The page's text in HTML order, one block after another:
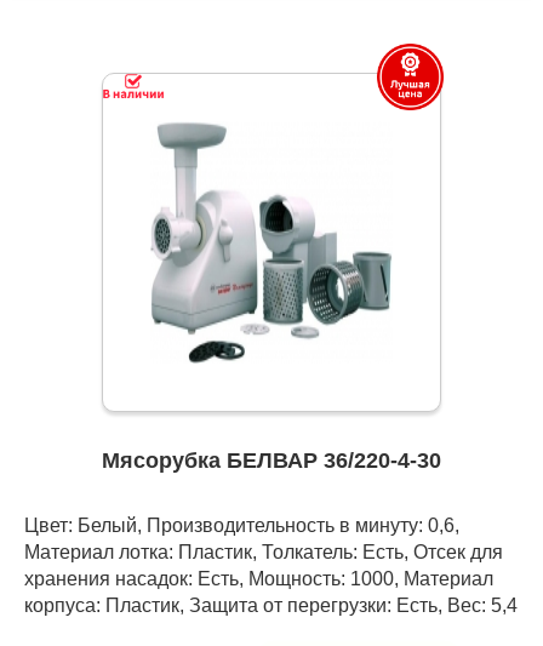
Мясорубка БЕЛВАР 36/220-4-30
Цвет: Белый, Производительность в минуту: 0,6,
Материал лотка: Пластик, Толкатель: Есть, Отсек для
хранения насадок: Есть, Мощность: 1000, Материал
корпуса: Пластик, Защита от перегрузки: Есть, Вес: 5,4